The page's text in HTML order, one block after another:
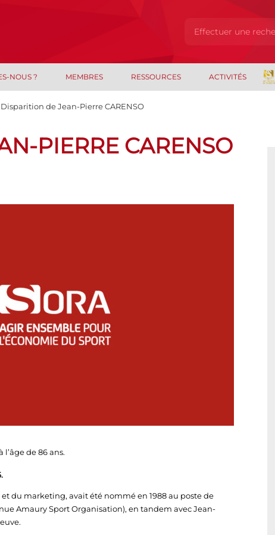
NOUS ? MEMBRES RESSOURCES ACTIVITÉS
Disparition de Jean-Pierre CARENSO
PIERRE CARENSO
de 86 ans.
du marketing, avait été nommé en 1988 au poste de
Amaury Sport Organisation), en tandem avec Jean-